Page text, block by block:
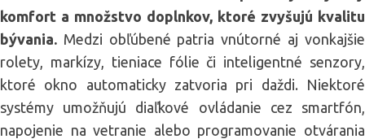
komfort a množstvo doplnkov, ktoré zvyšujú kvalitu
bývania. Medzi obľúbené patria vnútorné aj vonkajšie
rolety, markízy, tieniace fólie či inteligentné senzory,
ktoré okno automaticky zatvoria pri daždi. Niektoré
systémy umožňujú diaľkové ovládanie cez smartfón,
napojenie na vetranie alebo programovanie otvárania